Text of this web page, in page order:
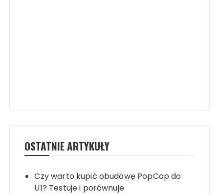
OSTATNIE ARTYKUŁY
Czy warto kupić obudowę PopCap do
U1? Testuje i porównuje